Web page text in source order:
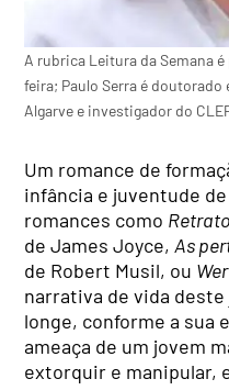
A rubrica Leitura da Semana
feira; Paulo Serra é
Algarve e investigador do
Um romance de
infância e juventude
romances como
de James Joyce,As
de Robert Musil, ou
narrativa de vida
longe, conforme a sua
ameaça de um jovem
extorquir e manipular,